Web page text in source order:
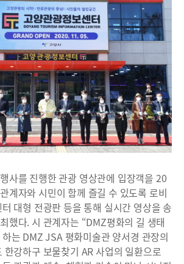
사를 진행한 관광 영상관에 입장객을 20
계자와 시민이 함께 즐길 수 있도록 로비
대형 전광판 등을 통해 실시간 영상을 송
했다. 시 관계자는 “DMZ평화의 길 생태
는 DMZ JSA 평화미술관 양서경 관장의
한강하구 보물찾기 AR 사업의 일환으로